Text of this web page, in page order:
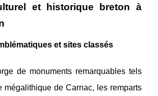
et historique breton à
et sites classés
de monuments remarquables tels
mégalithique de Carnac, les remparts